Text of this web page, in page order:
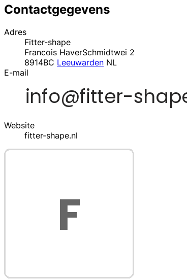
Contactgegevens
Adres
Fitter-shape
Francois HaverSchmidtwei 2
8914BC Leeuwarden NL
E-mail
Website
fitter-shape.nl